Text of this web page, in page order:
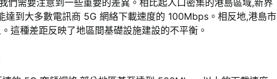
們需要注意到一些重要的差異。相比起人口密集的港島區域,新界
達到大多數電訊商 5G 網絡下載速度的 100Mbps。相反地,港島市
這種差距反映了地區間基礎設施建設的不平衡。